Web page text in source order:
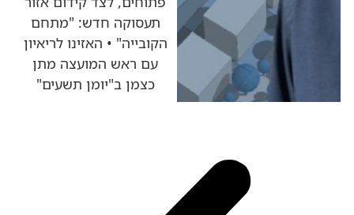
תעסוקה חדש: "מתחם
הקובייה" • האזינו לריאיון
עם ראש המועצה מתן
כצמן ב"יומן תשעים"